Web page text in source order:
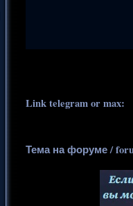
Link telegram or max:
Тема на форуме /